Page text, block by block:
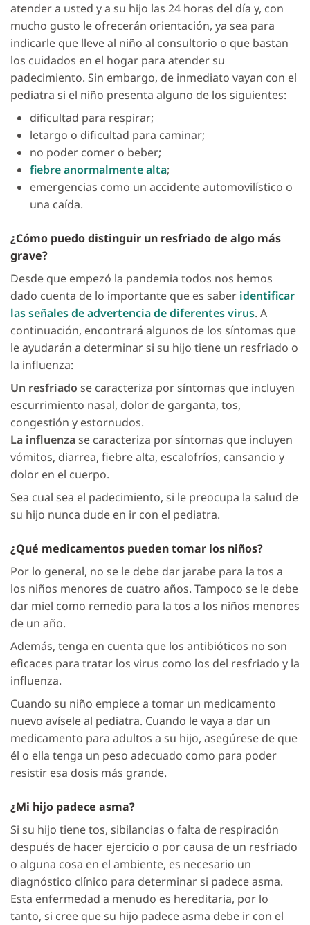
atender a usted y a su hijo las 24 horas del día y, con
mucho gusto le ofrecerán orientación, ya sea para
indicarle que lleve al niño al consultorio o que bastan
los cuidados en el hogar para atender su
padecimiento. Sin embargo, de inmediato vayan con el
pediatra si el niño presenta alguno de los siguientes:
dificultad para respirar;
letargo o dificultad para caminar;
no poder comer o beber;
fiebre anormalmente alta;
emergencias como un accidente automovilístico o
una caída.
¿Cómo puedo distinguir un resfriado de algo más
grave?
Desde que empezó la pandemia todos nos hemos
dado cuenta de lo importante que es saber identificar
las señales de advertencia de diferentes virus. A
continuación, encontrará algunos de los síntomas que
le ayudarán a determinar si su hijo tiene un resfriado o
la influenza:
Un resfriado se caracteriza por síntomas que incluyen
escurrimiento nasal, dolor de garganta, tos,
congestión y estornudos.
La influenzase caracteriza por síntomas que incluyen
vómitos, diarrea, fiebre alta, escalofríos, cansancio y
dolor en el cuerpo.
Sea cual sea el padecimiento, si le preocupa la salud de
su hijo nunca dude en ir con el pediatra.
¿Qué medicamentos pueden tomar los niños?
Por lo general, no se le debe dar jarabe para la tos a
los niños menores de cuatro años. Tampoco se le debe
dar miel como remedio para la tos a los niños menores
de un año.
Además, tenga en cuenta que los antibióticos no son
eficaces para tratar los virus como los del resfriado y la
influenza.
Cuando su niño empiece a tomar un medicamento
nuevo avísele al pediatra. Cuando le vaya a dar un
medicamento para adultos a su hijo, asegúrese de que
él o ella tenga un peso adecuado como para poder
resistir esa dosis más grande.
¿Mi hijo padece asma?
Si su hijo tiene tos, sibilancias o falta de respiración
después de hacer ejercicio o por causa de un resfriado
o alguna cosa en el ambiente, es necesario un
diagnóstico clínico para determinar si padece asma.
Esta enfermedad a menudo es hereditaria, por lo
tanto, si cree que su hijo padece asma debe ir con el